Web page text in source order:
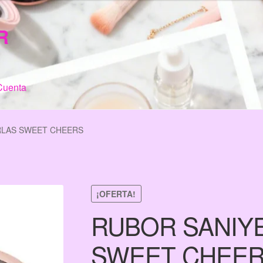
de Compra My Account
SWEET CHEERS
¡OFERTA!
RUBOR
SWEET